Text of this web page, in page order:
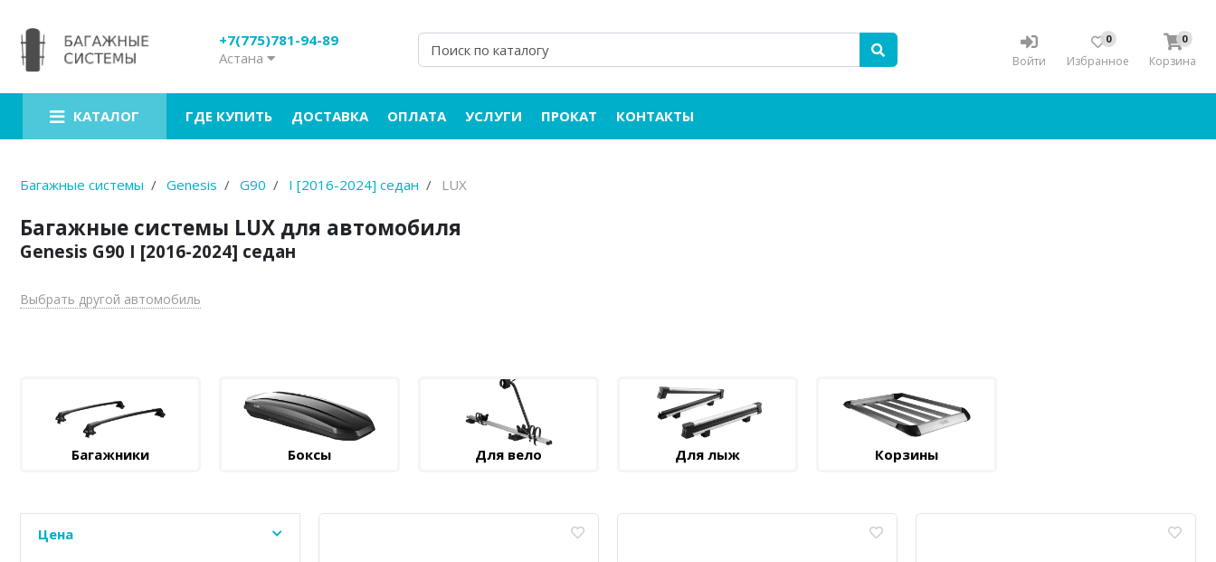
+7(775)781-94-89
Астана
Войти
0
Избранное
0
Корзина
КАТАЛОГ ГДЕ КУПИТЬ ДОСТАВКА ОПЛАТА УСЛУГИ ПРОКАТ КОНТАКТЫ
Багажные системы Genesis G90 I [2016-2024] седан LUX
Багажные системы LUX для автомобиля
Genesis G90 I [2016-2024] седан
Выбрать другой автомобиль
Багажники Боксы Для вело Для лыж Корзины
Цена
Багажники на крышу
Боксы на крышу
Велокрепления
Крепления для лыж
Грузовые корзины
Аксессуары